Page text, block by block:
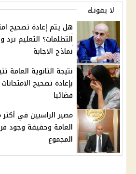
لا يفوتك
هل يتم إعادة تصحيح
التظلمات؟ التعليم ترد
نماذج الاجابة
نتيجة الثانوية العامة
بإعادة تصحيح
قضائيا
مصير الراسبين في أكثر
العامة وحقيقة وجود
المجموع